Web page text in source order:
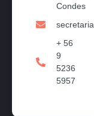
Condes
+ 56
9
5236
5957